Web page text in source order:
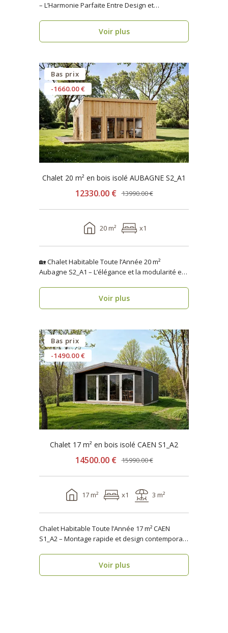
– L’Harmonie Parfaite Entre Design et
Voir plus
Bas prix
-1660.00 €
Chalet 20 m² en bois isolé AUBAGNE S2_A1
12330.00 € 13990.00 €
20 m² x1
🏡 Chalet Habitable Toute l’Année 20 m²
Aubagne S2_A1 – L’élégance et la modularité en
Voir plus
Bas prix
-1490.00 €
Chalet 17 m² en bois isolé CAEN S1_A2
14500.00 € 15990.00 €
17 m² x1 3 m²
Chalet Habitable Toute l’Année 17 m² CAEN
S1_A2 – Montage rapide et design contemporain
Voir plus